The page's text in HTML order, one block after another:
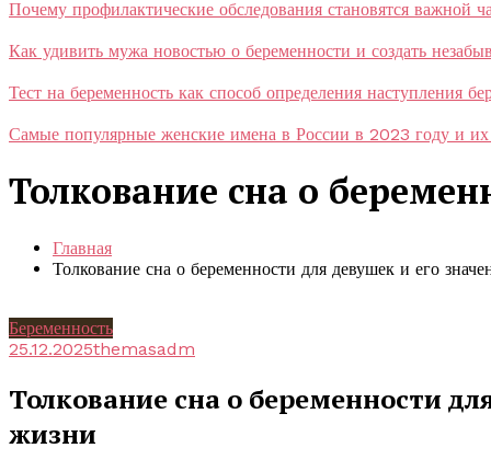
Почему профилактические обследования становятся важной
Как удивить мужа новостью о беременности и создать
Тест на беременность как способ определения наступления
Самые популярные женские имена в России в 2023 году и их
Толкование сна о
Главная
Толкование сна о беременности для девушек и его
Беременность
25.12.2025themasadm
Толкование сна о беременности
жизни